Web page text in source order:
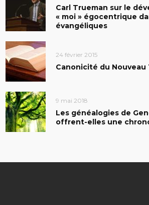
Carl Trueman sur le
« moi » égocentrique
évangéliques
24 février 2015
Canonicité du
9 mai 2018
Les généalogies de
offrent-elles une